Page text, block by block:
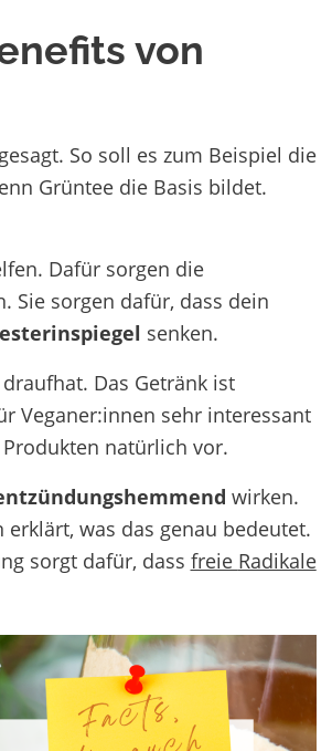
von
So soll es zum Beispiel die
Grüntee die Basis bildet.
Dafür sorgen die
Sie sorgen dafür, dass dein
senken.
Das Getränk ist
Veganer:innen sehr interessant
natürlich vor.
wirken.
was das genau bedeutet.
sorgt dafür, dass freie Radikale